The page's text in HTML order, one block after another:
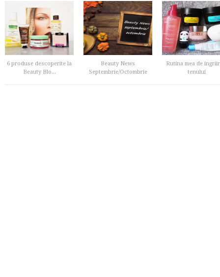
6 produse descoperite la
Beauty Blo...
Beauty News
Septembrie/Octombrie
Rutina mea de
tenului